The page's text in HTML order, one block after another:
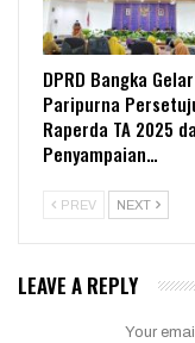
DPRD Bangka
Paripurna
Raperda TA 2025
Penyampaian…
PREV NEXT
LEAVE A REPLY
Your